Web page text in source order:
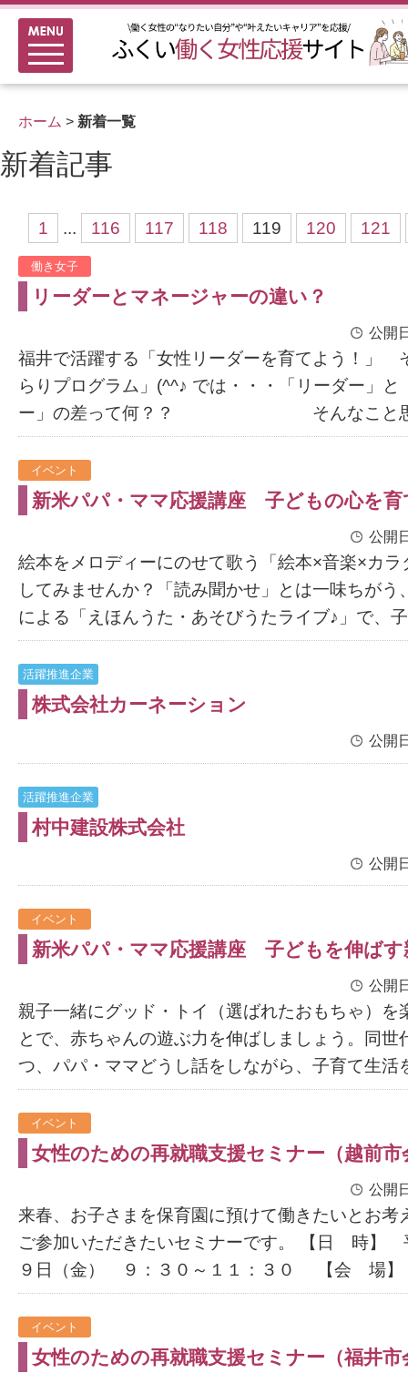
ホーム > 新着一覧
新着記事
1 ... 116 117 118 119 120 121
働き女子
リーダーとマネージャーの違い？
公開
福井で活躍する「女性リーダーを育てよう！」
らりプログラム」(^^♪ では・・・「リーダー」と
ー」の差って何？？ そんなこと思
イベント
新米パパ・ママ応援講座 子どもの心を育
公開
絵本をメロディーにのせて歌う「絵本×音楽×カラ
してみませんか？「読み聞かせ」とは一味ちがう
による「えほんうた・あそびうたライブ♪」で、
活躍推進企業
株式会社カーネーション
公開
活躍推進企業
村中建設株式会社
公開
イベント
新米パパ・ママ応援講座 子どもを伸ばす
公開
親子一緒にグッド・トイ（選ばれたおもちゃ）を
とで、赤ちゃんの遊ぶ力を伸ばしましょう。同世
つ、パパ・ママどうし話をしながら、子育て生活
イベント
女性のための再就職支援セミナー（越前市
公開
来春、お子さまを保育園に預けて働きたいとお考
ご参加いただきたいセミナーです。 【日 時】
９日（金） ９：３０～１１：３０ 【会 場
イベント
女性のための再就職支援セミナー（福井市
メニュー
新着情報
ふくい女性活躍推進企業
女性の多様なチャレンジ応援